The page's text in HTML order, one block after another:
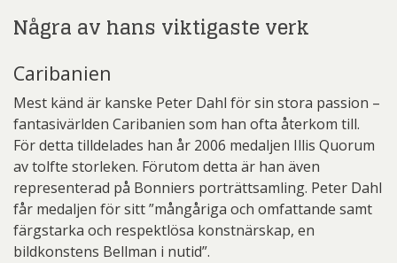
Några av hans viktigaste verk
Caribanien
Mest känd är kanske Peter Dahl för sin stora passion –
fantasivärlden Caribanien som han ofta återkom till.
För detta tilldelades han år 2006 medaljen Illis Quorum
av tolfte storleken. Förutom detta är han även
representerad på Bonniers porträttsamling. Peter Dahl
får medaljen för sitt ”mångåriga och omfattande samt
färgstarka och respektlösa konstnärskap, en
bildkonstens Bellman i nutid”.